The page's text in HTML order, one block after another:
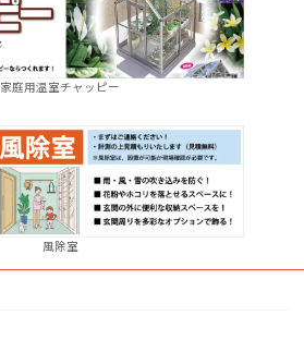
家庭用温室チャッピー
風除室